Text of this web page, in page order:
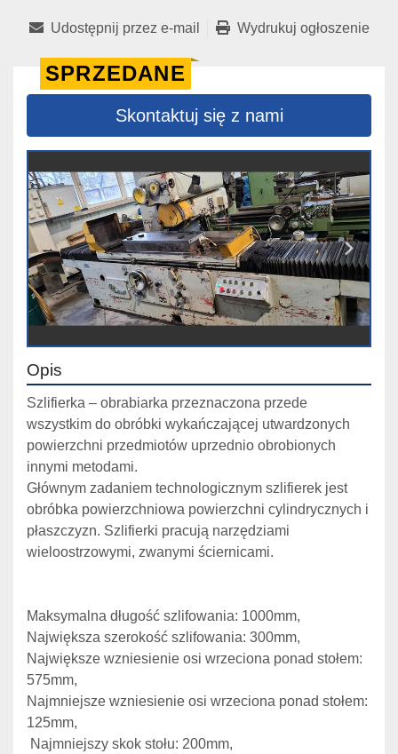
Udostępnij przez e-mail Wydrukuj ogłoszenie
SPRZEDANE
Skontaktuj się z nami
Opis
Szlifierka – obrabiarka przeznaczona przede
wszystkim do obróbki wykańczającej utwardzonych
powierzchni przedmiotów uprzednio obrobionych
innymi metodami.
Głównym zadaniem technologicznym szlifierek jest
obróbka powierzchniowa powierzchni cylindrycznych i
płaszczyzn. Szlifierki pracują narzędziami
wieloostrzowymi, zwanymi ściernicami.
Maksymalna długość szlifowania: 1000mm,
Największa szerokość szlifowania: 300mm,
Największe wzniesienie osi wrzeciona ponad stołem:
575mm,
Najmniejsze wzniesienie osi wrzeciona ponad stołem:
125mm,
Najmniejszy skok stołu: 200mm,